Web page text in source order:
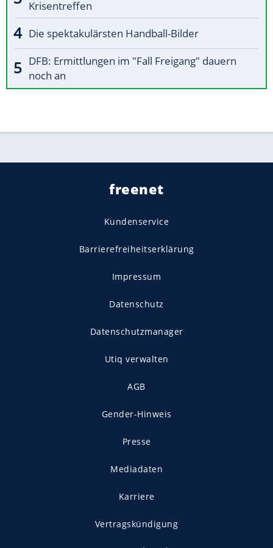
Krisentreffen
Die spektakulärsten Handball-Bilder
DFB: Ermittlungen im "Fall Freigang" dauern
noch an
freenet
Kundenservice
Barrierefreiheitserklärung
Impressum
Datenschutz
Datenschutzmanager
Utiq verwalten
AGB
Gender-Hinweis
Presse
Mediadaten
Karriere
Vertragskündigung